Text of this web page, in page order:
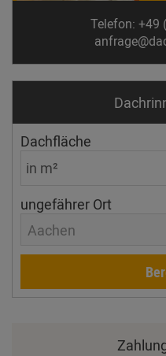
Telefon: +49
Dachfläche
ungefährer Ort
Aachen